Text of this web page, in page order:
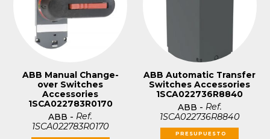
ABB Manual Change-
over Switches
Accessories
1SCA022783R0170
ABB - Ref.
1SCA022783R0170
ABB Automatic Transfer
Switches Accessories
1SCA022736R8840
ABB - Ref.
1SCA022736R8840
PRESUPUESTO